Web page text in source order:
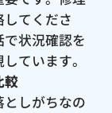
てくださ
状況確認を
ています。
較
としがちなの